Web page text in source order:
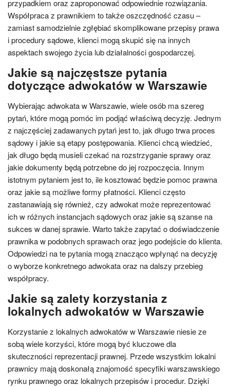
przypadkiem oraz zaproponować odpowiednie rozwiązania.
Współpraca z prawnikiem to także oszczędność czasu –
zamiast samodzielnie zgłębiać skomplikowane przepisy prawa
i procedury sądowe, klienci mogą skupić się na innych
aspektach swojego życia lub działalności gospodarczej.
Jakie są najczęstsze pytania
dotyczące adwokatów w Warszawie
Wybierając adwokata w Warszawie, wiele osób ma szereg
pytań, które mogą pomóc im podjąć właściwą decyzję. Jednym
z najczęściej zadawanych pytań jest to, jak długo trwa proces
sądowy i jakie są etapy postępowania. Klienci chcą wiedzieć,
jak długo będą musieli czekać na rozstrzyganie sprawy oraz
jakie dokumenty będą potrzebne do jej rozpoczęcia. Innym
istotnym pytaniem jest to, ile kosztować będzie pomoc prawna
oraz jakie są możliwe formy płatności. Klienci często
zastanawiają się również, czy adwokat może reprezentować
ich w różnych instancjach sądowych oraz jakie są szanse na
sukces w danej sprawie. Warto także zapytać o doświadczenie
prawnika w podobnych sprawach oraz jego podejście do klienta.
Odpowiedzi na te pytania mogą znacząco wpłynąć na decyzję
o wyborze konkretnego adwokata oraz na dalszy przebieg
współpracy.
Jakie są zalety korzystania z
lokalnych adwokatów w Warszawie
Korzystanie z lokalnych adwokatów w Warszawie niesie ze
sobą wiele korzyści, które mogą być kluczowe dla
skuteczności reprezentacji prawnej. Przede wszystkim lokalni
prawnicy mają doskonałą znajomość specyfiki warszawskiego
rynku prawnego oraz lokalnych przepisów i procedur. Dzięki